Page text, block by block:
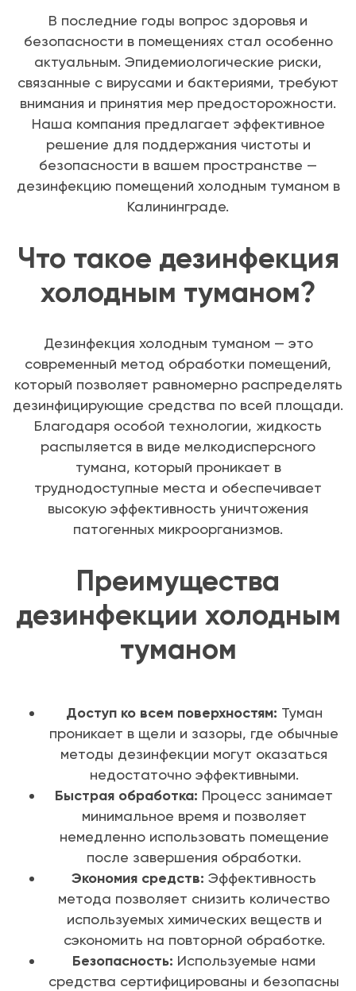
В последние годы вопрос здоровья и
безопасности в помещениях стал особенно
актуальным. Эпидемиологические риски,
связанные с вирусами и бактериями, требуют
внимания и принятия мер предосторожности.
Наша компания предлагает эффективное
решение для поддержания чистоты и
безопасности в вашем пространстве —
дезинфекцию помещений холодным туманом в
Калининграде.
Что такое дезинфекция
холодным туманом?
Дезинфекция холодным туманом — это
современный метод обработки помещений,
который позволяет равномерно распределять
дезинфицирующие средства по всей площади.
Благодаря особой технологии, жидкость
распыляется в виде мелкодисперсного
тумана, который проникает в
труднодоступные места и обеспечивает
высокую эффективность уничтожения
патогенных микроорганизмов.
Преимущества
дезинфекции холодным
туманом
Доступ ко всем поверхностям: Туман
проникает в щели и зазоры, где обычные
методы дезинфекции могут оказаться
недостаточно эффективными.
Быстрая обработка: Процесс занимает
минимальное время и позволяет
немедленно использовать помещение
после завершения обработки.
Экономия средств: Эффективность
метода позволяет снизить количество
используемых химических веществ и
сэкономить на повторной обработке.
Безопасность: Используемые нами
средства сертифицированы и безопасны